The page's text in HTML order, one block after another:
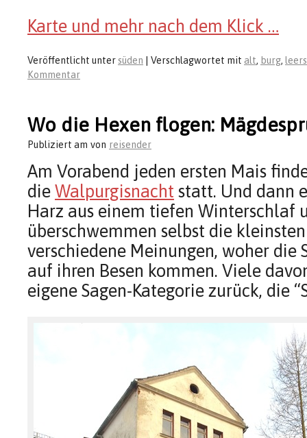
Karte und mehr nach dem Klick …
Veröffentlicht unter süden Verschlagwortet mit alt, burg,
Kommentar
Wo die Hexen flogen:
Publiziert am von reisender
Am Vorabend jeden ersten Mais
die Walpurgisnacht statt. Und dann
Harz aus einem tiefen Winterschlaf
überschwemmen selbst die
verschiedene Meinungen, woher die
auf ihren Besen kommen. Viele
eigene Sagen-Kategorie zurück, die